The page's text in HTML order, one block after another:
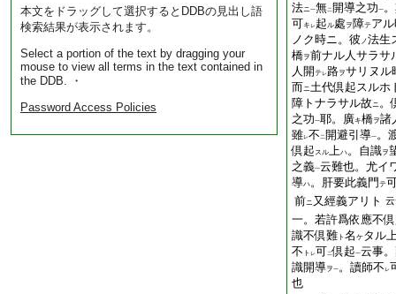
本文をドラッグして選択するとDDBの見出し語
検索結果が表示されます。
Select a portion of the text by dragging your
mouse to view all terms in the text contained in
the DDB. ・
Password Access Policies
法ニ一無二 開導之功一
可キ レ起ル處 ヲ 障テア
ノク時ニ。彼 ノ法生
橋ヲ前ナル人サラサ
人開 テレ路ヲサリヌル
而ニ土代倶起スルホ
障 トナラサル故ニ。
之功一耶。廣キ橋ヲ諸
雖レ不 二 開避引導一。
倶起 スル上ハ。自識ヲ
之義一云難也。尤イ
導ハ。肝要此義門 テ
前ニ又經義アリト
一。若許爲依應不
識不倶難 ト 名 ケタル
不 ト レ可二倶起一云事
識開導ヲ一。讀師不 レ
也